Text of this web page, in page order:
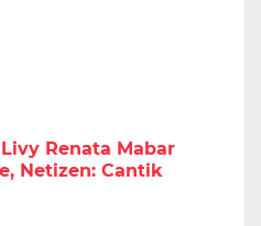
Renata Mabar
Netizen: Cantik